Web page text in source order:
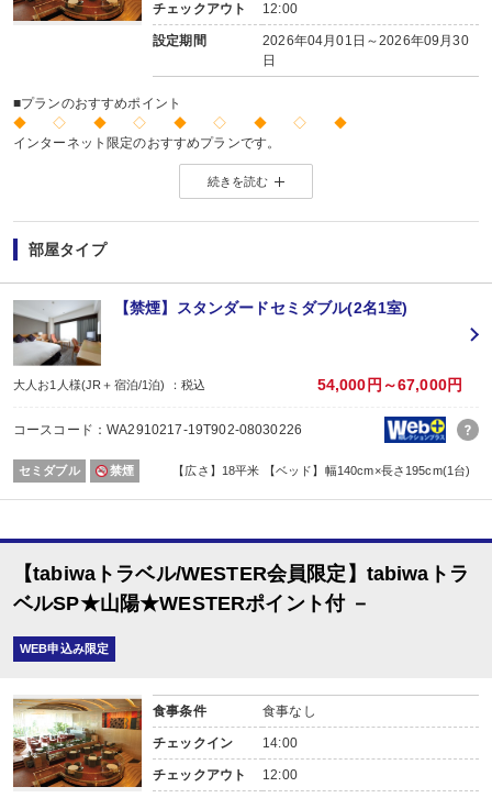
チェックアウト 12:00
設定期間
2026年04月01日～2026年09月30
日
■プランのおすすめポイント
◆ ◇ ◆ ◇ ◆ ◇ ◆ ◇ ◆
インターネット限定のおすすめプランです。
※店頭・電話・メールでのお問合せや申込みは出来ません。
◆ ◇ ◆ ◇ ◆ ◇ ◆ ◇ ◆
続きを読む
部屋タイプ
【禁煙】スタンダードセミダブル(2名1室)
大人お1人様(JR＋宿泊/1泊) ：税込 54,000円～67,000円
コースコード：WA2910217-19T902-08030226
セミダブル 禁煙 【広さ】18平米 【ベッド】幅140cm×長さ195cm(1台)
【tabiwaトラベル/WESTER会員限定】tabiwaトラ
ベルSP★山陽★WESTERポイント付 －
WEB申込み限定
食事条件 食事なし
チェックイン 14:00
チェックアウト 12:00